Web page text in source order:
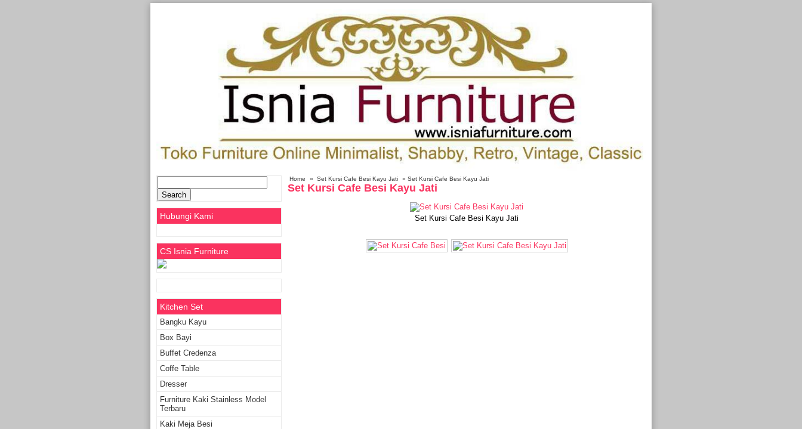
Home » Set Kursi Cafe Besi Kayu Jati » Set Kursi Cafe Besi Kayu Jati
Set Kursi Cafe Besi Kayu Jati
Set Kursi Cafe Besi Kayu Jati
Search
for:
Hubungi Kami
CS Isnia Furniture
Kitchen Set
Bangku Kayu
Box Bayi
Buffet Credenza
Coffe Table
Dresser
Furniture Kaki Stainless Model
Terbaru
Kaki Meja Besi